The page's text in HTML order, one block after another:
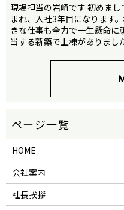
現場担当の岩崎です 初めま
まれ、入社3年目になります
きな仕事も全力で一生懸命に
当する新築で上棟があり
HOME
会社案内
社長挨拶